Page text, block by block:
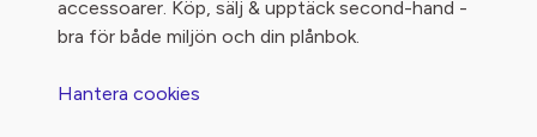
accessoarer. Köp, sälj & upptäck second-hand -
bra för både miljön och din plånbok.
Hantera cookies